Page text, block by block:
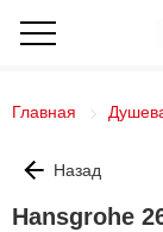
Главная
Назад
Hansgrohe